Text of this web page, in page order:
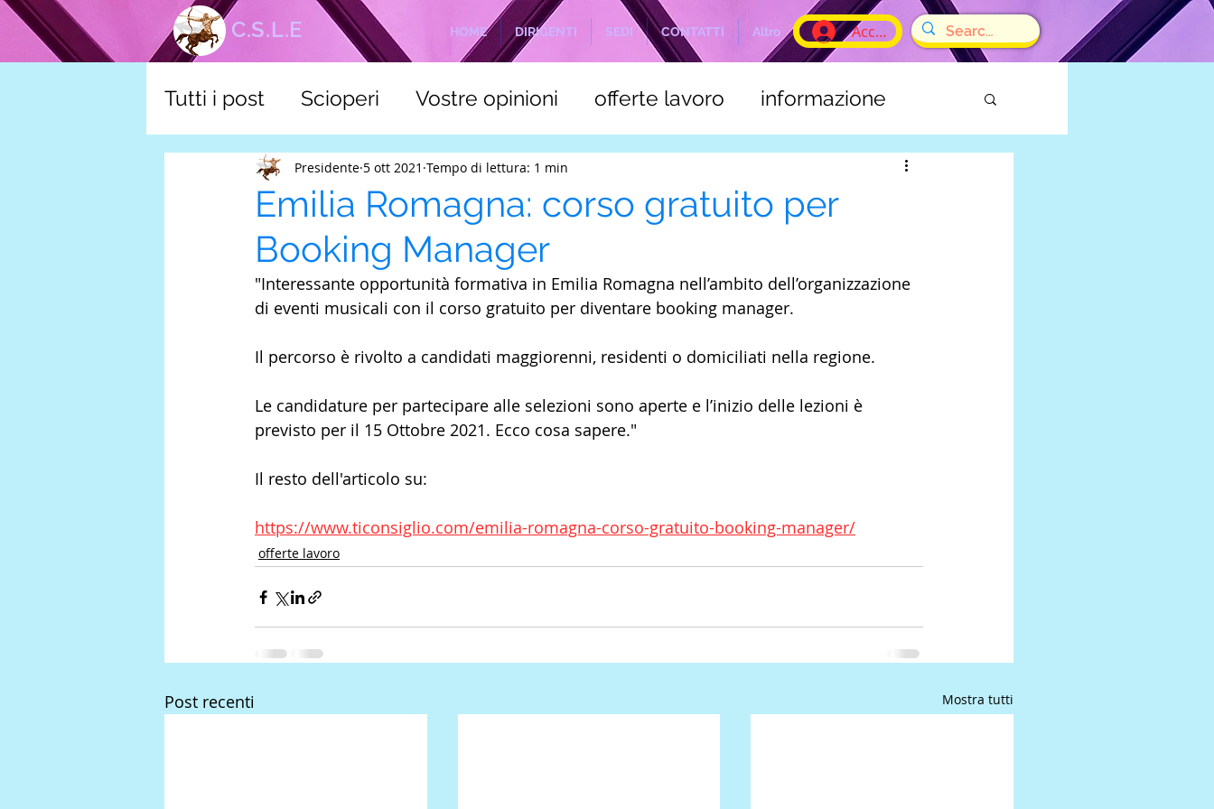
C.S.L.E Accedi
HOME DIRIGENTI SEDI CONTATTI Altro
Tutti i post Scioperi Vostre opinioni offerte lavoro informazione
Tutela scuola C.S.L.E. Marittimi
Emilia Romagna: corso gratuito per
Booking Manager
Presidente 5 ott 2021 Tempo di lettura: 1 min
"Interessante opportunità formativa in Emilia Romagna nell’ambito dell’organizzazione
di eventi musicali con il corso gratuito per diventare booking manager.
Il percorso è rivolto a candidati maggiorenni, residenti o domiciliati nella regione.
Le candidature per partecipare alle selezioni sono aperte e l’inizio delle lezioni è
previsto per il 15 Ottobre 2021. Ecco cosa sapere."
Il resto dell'articolo su:
https://www.ticonsiglio.com/emilia-romagna-corso-gratuito-booking-manager/
offerte lavoro
Post recenti Mostra tutti